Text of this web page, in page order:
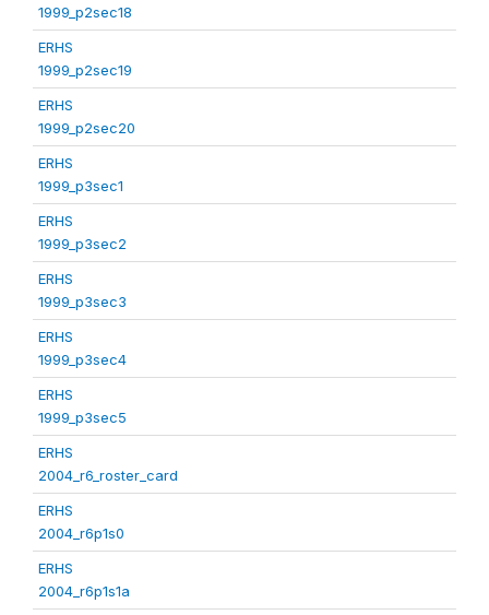
1999_p2sec18
ERHS
1999_p2sec19
ERHS
1999_p2sec20
ERHS
1999_p3sec1
ERHS
1999_p3sec2
ERHS
1999_p3sec3
ERHS
1999_p3sec4
ERHS
1999_p3sec5
ERHS
2004_r6_roster_card
ERHS
2004_r6p1s0
ERHS
2004_r6p1s1a